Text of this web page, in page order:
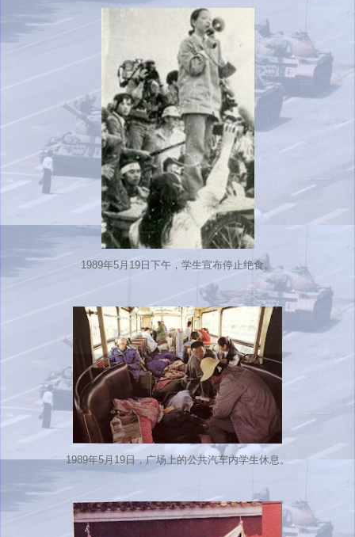
1989年5月19日下午，学生宣布停止绝食。
1989年5月19日，广场上的公共汽车内学生休息。